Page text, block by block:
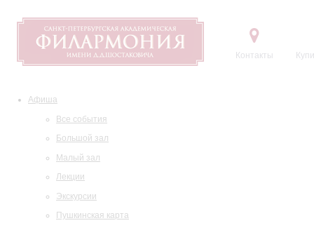
Контакты
Афиша
Все события
Большой зал
Малый зал
Лекции
Экскурсии
Пушкинская карта